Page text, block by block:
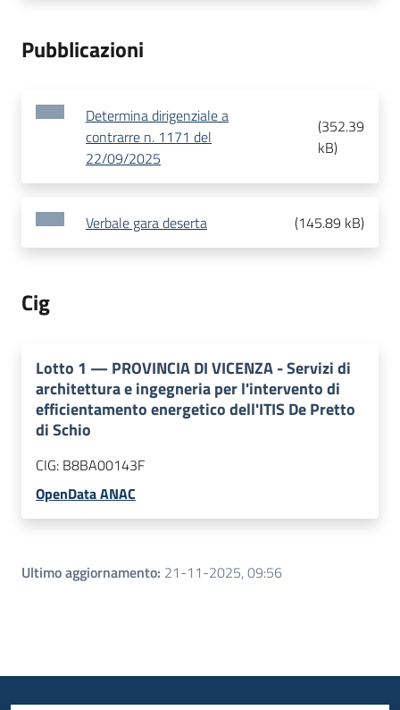
Pubblicazioni
Determina dirigenziale a
contrarre n. 1171 del
22/09/2025
(352.39
kB)
Verbale gara deserta (145.89 kB)
Cig
Lotto 1 — PROVINCIA DI VICENZA - Servizi di
architettura e ingegneria per l'intervento di
efficientamento energetico dell'ITIS De Pretto
di Schio
CIG: B8BA00143F
OpenData ANAC
Ultimo aggiornamento: 21-11-2025, 09:56